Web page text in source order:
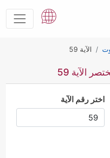
الآية 59
الآية 59
اختر رقم الآية